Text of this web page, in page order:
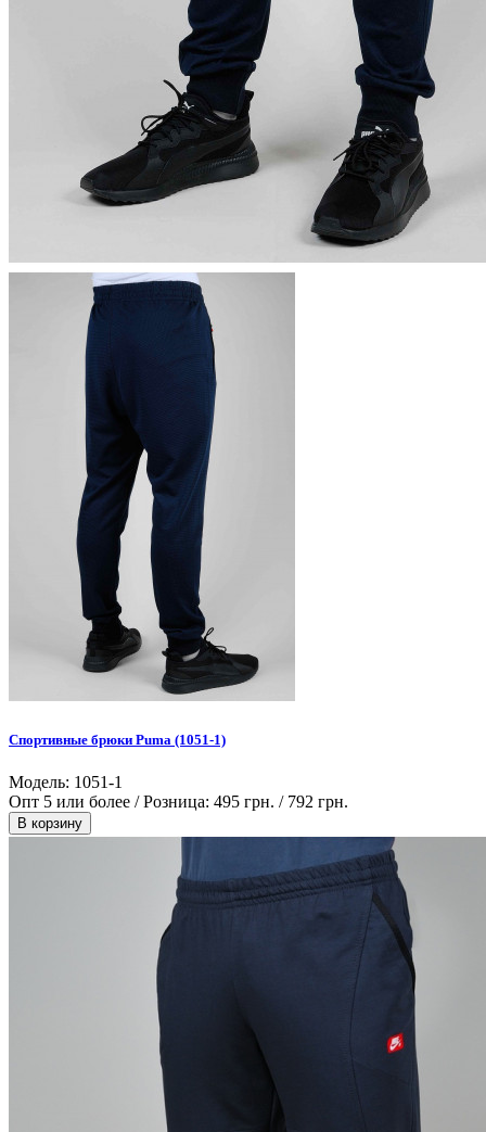
Cпортивные брюки Puma (1051-1)
Модель: 1051-1
Опт 5 или более / Розница: 495 грн. / 792 грн.
В корзину